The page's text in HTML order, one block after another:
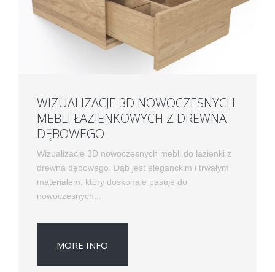
WIZUALIZACJE 3D NOWOCZESNYCH
MEBLI ŁAZIENKOWYCH Z DREWNA
DĘBOWEGO
Wizualizacje 3D nowoczesnych mebli do łazienki z
drewna dębowego. Dąb jest eleganckim i trwałym
materiałem, który doskonale pasuje do
nowoczesnych...
MORE INFO